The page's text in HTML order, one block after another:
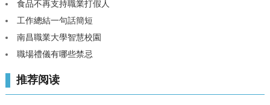
食品不再支持職業打假人
工作總結一句話簡短
南昌職業大學智慧校園
職場禮儀有哪些禁忌
推荐阅读